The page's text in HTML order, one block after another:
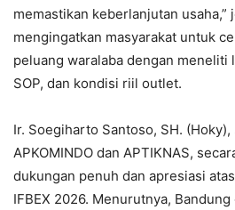
memastikan keberlanjutan usaha,”
mengingatkan masyarakat untuk
peluang waralaba dengan meneliti
SOP, dan kondisi riil outlet.
Ir. Soegiharto Santoso, SH.
APKOMINDO dan APTIKNAS,
dukungan penuh dan apresiasi
IFBEX 2026. Menurutnya,